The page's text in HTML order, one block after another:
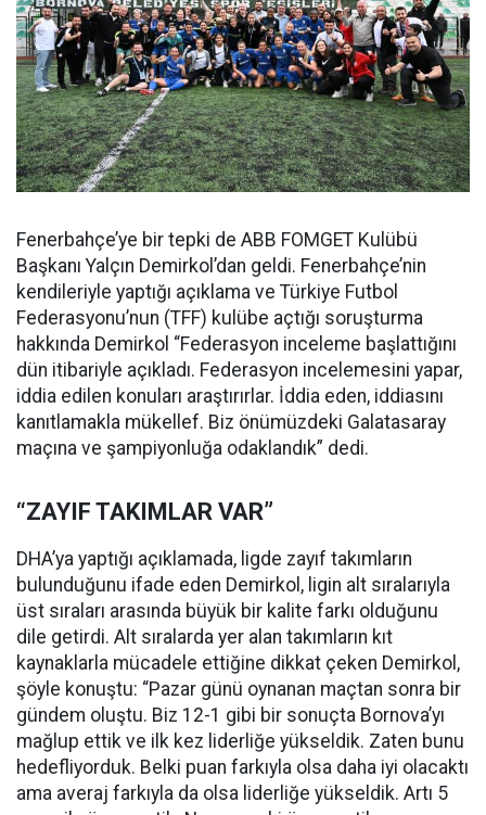
Fenerbahçe’ye bir tepki de ABB FOMGET Kulübü
Başkanı Yalçın Demirkol’dan geldi. Fenerbahçe’nin
kendileriyle yaptığı açıklama ve Türkiye Futbol
Federasyonu’nun (TFF) kulübe açtığı soruşturma
hakkında Demirkol “Federasyon inceleme başlattığını
dün itibariyle açıkladı. Federasyon incelemesini yapar,
iddia edilen konuları araştırırlar. İddia eden, iddiasını
kanıtlamakla mükellef. Biz önümüzdeki Galatasaray
maçına ve şampiyonluğa odaklandık” dedi.
“ZAYIF TAKIMLAR VAR”
DHA’ya yaptığı açıklamada, ligde zayıf takımların
bulunduğunu ifade eden Demirkol, ligin alt sıralarıyla
üst sıraları arasında büyük bir kalite farkı olduğunu
dile getirdi. Alt sıralarda yer alan takımların kıt
kaynaklarla mücadele ettiğine dikkat çeken Demirkol,
şöyle konuştu: “Pazar günü oynanan maçtan sonra bir
gündem oluştu. Biz 12-1 gibi bir sonuçta Bornova’yı
mağlup ettik ve ilk kez liderliğe yükseldik. Zaten bunu
hedefliyorduk. Belki puan farkıyla olsa daha iyi olacaktı
ama averaj farkıyla da olsa liderliğe yükseldik. Artı 5